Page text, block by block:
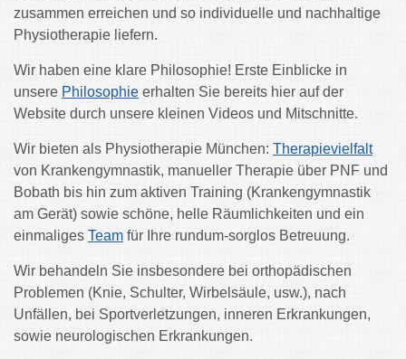
zusammen erreichen und so individuelle und nachhaltige
Physiotherapie liefern.
Wir haben eine klare Philosophie! Erste Einblicke in
unsere Philosophie erhalten Sie bereits hier auf der
Website durch unsere kleinen Videos und Mitschnitte.
Wir bieten als Physiotherapie München: Therapievielfalt
von Krankengymnastik, manueller Therapie über PNF und
Bobath bis hin zum aktiven Training (Krankengymnastik
am Gerät) sowie schöne, helle Räumlichkeiten und ein
einmaliges Team für Ihre rundum-sorglos Betreuung.
Wir behandeln Sie insbesondere bei orthopädischen
Problemen (Knie, Schulter, Wirbelsäule, usw.), nach
Unfällen, bei Sportverletzungen, inneren Erkrankungen,
sowie neurologischen Erkrankungen.